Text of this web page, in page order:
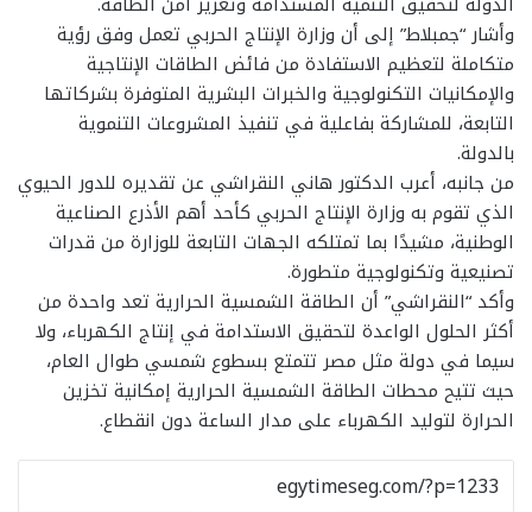
وأشار “جمبلاط” إلى أن وزارة الإنتاج الحربي تعمل وفق رؤية
متكاملة لتعظيم الاستفادة من فائض الطاقات الإنتاجية
والإمكانيات التكنولوجية والخبرات البشرية المتوفرة بشركاتها
التابعة، للمشاركة بفاعلية في تنفيذ المشروعات التنموية
بالدولة.
من جانبه، أعرب الدكتور هاني النقراشي عن تقديره للدور الحيوي
الذي تقوم به وزارة الإنتاج الحربي كأحد أهم الأذرع الصناعية
الوطنية، مشيدًا بما تمتلكه الجهات التابعة للوزارة من قدرات
تصنيعية وتكنولوجية متطورة.
وأكد “النقراشي” أن الطاقة الشمسية الحرارية تعد واحدة من
أكثر الحلول الواعدة لتحقيق الاستدامة في إنتاج الكهرباء، ولا
سيما في دولة مثل مصر تتمتع بسطوع شمسي طوال العام،
حيث تتيح محطات الطاقة الشمسية الحرارية إمكانية تخزين
الحرارة لتوليد الكهرباء على مدار الساعة دون انقطاع.